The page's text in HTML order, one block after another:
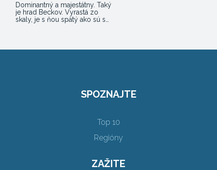
Dominantný a majestátny. Taký
je hrad Beckov. Vyrastá zo
skaly, je s ňou spätý ako sú s…
SPOZNAJTE
Top 10
Regióny
ZAŽITE